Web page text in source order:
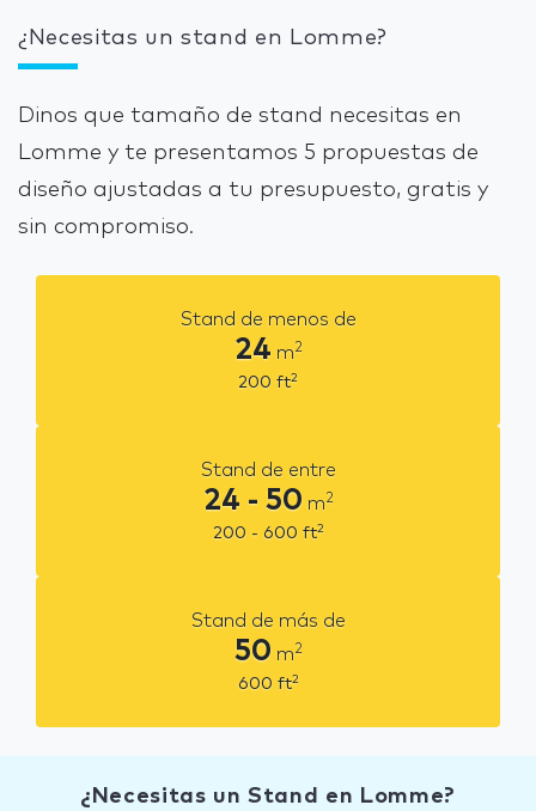
¿Necesitas un stand en Lomme?
Dinos que tamaño de stand necesitas en
Lomme y te presentamos 5 propuestas de
diseño ajustadas a tu presupuesto, gratis y
sin compromiso.
Stand de menos de
24 m2
200 ft2
Stand de entre
24 - 50 m2
200 - 600 ft2
Stand de más de
50 m2
600 ft2
¿Necesitas un Stand en Lomme?